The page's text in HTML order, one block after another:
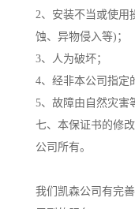
2、安装不当或使用
蚀、异物侵入等)；
3、人为破坏；
4、经非本公司指定
5、故障由自然灾害
七、本保证书的修
公司所有。
我们凯森公司有完